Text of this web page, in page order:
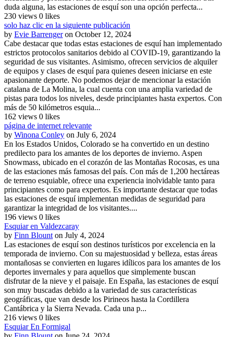
duda alguna, las estaciones de esquí son una opción perfecta...
230 views 0 likes
solo haz clic en la siguiente publicación
by Evie Barrenger on October 12, 2024
Cabe destacar que todas estas estaciones de esquí han implementado
estrictos protocolos sanitarios debido al COVID-19, garantizando la
seguridad de sus visitantes. Asimismo, ofrecen servicios de alquiler
de equipos y clases de esquí para quienes deseen iniciarse en este
apasionante deporte. No podemos dejar de mencionar la estación
catalana de La Molina, la cual cuenta con una amplia variedad de
pistas para todos los niveles, desde principiantes hasta expertos. Con
más de 50 kilómetros esquia...
162 views 0 likes
página de internet relevante
by Winona Conley on July 6, 2024
En los Estados Unidos, Colorado se ha convertido en un destino
predilecto para los amantes de los deportes de invierno. Aspen
Snowmass, ubicado en el corazón de las Montañas Rocosas, es una
de las estaciones más famosas del país. Con más de 1,200 hectáreas
de terreno esquiable, ofrece una experiencia inolvidable tanto para
principiantes como para expertos. Es importante destacar que todas
las estaciones de esquí implementan medidas de seguridad para
garantizar la integridad de los visitantes....
196 views 0 likes
Esquiar en Valdezcaray
by Finn Blount on July 4, 2024
Las estaciones de esquí son destinos turísticos por excelencia en la
temporada de invierno. Con su majestuosidad y belleza, estas áreas
montañosas se convierten en lugares idílicos para los amantes de los
deportes invernales y para aquellos que simplemente buscan
disfrutar de la nieve y el paisaje. En España, las estaciones de esquí
son muy buscadas debido a la variedad de sus características
geográficas, que van desde los Pirineos hasta la Cordillera
Cantábrica y la Sierra Nevada. Cada una p...
216 views 0 likes
Esquiar En Formigal